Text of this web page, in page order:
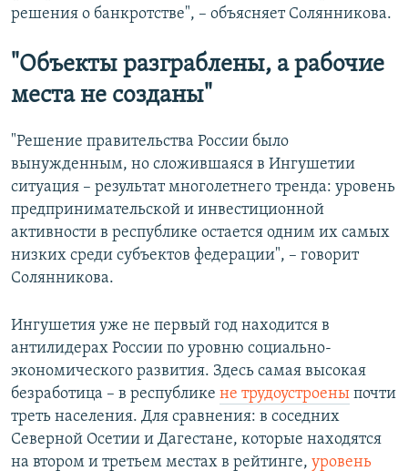
решения о банкротстве", – объясняет Солянникова.
"Объекты разграблены, а рабочие
места не созданы"
"Решение правительства России было
вынужденным, но сложившаяся в Ингушетии
ситуация – результат многолетнего тренда: уровень
предпринимательской и инвестиционной
активности в республике остается одним их самых
низких среди субъектов федерации", – говорит
Солянникова.
Ингушетия уже не первый год находится в
антилидерах России по уровню социально-
экономического развития. Здесь самая высокая
безработица – в республике не трудоустроены почти
треть населения. Для сравнения: в соседних
Северной Осетии и Дагестане, которые находятся
на втором и третьем местах в рейтинге, уровень